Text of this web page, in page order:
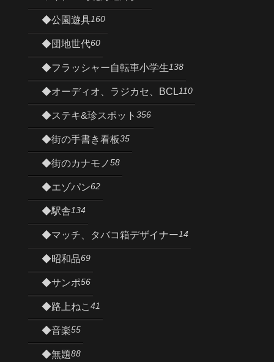
◆公園遊具160
◆団地世代60
◆フラッシャー自転車小学生138
◆オーディオ、ラジカセ、BCL110
◆ステキ&珍スポット 356
◆街の手書き看板35
◆街のカナモノ58
◆エゾパン62
◆駅舎134
◆マッチ、タバコ箱デザイナー14
◆昭和品69
◆サンポ56
◆路上ねこ 41
◆音楽55
◆無題88